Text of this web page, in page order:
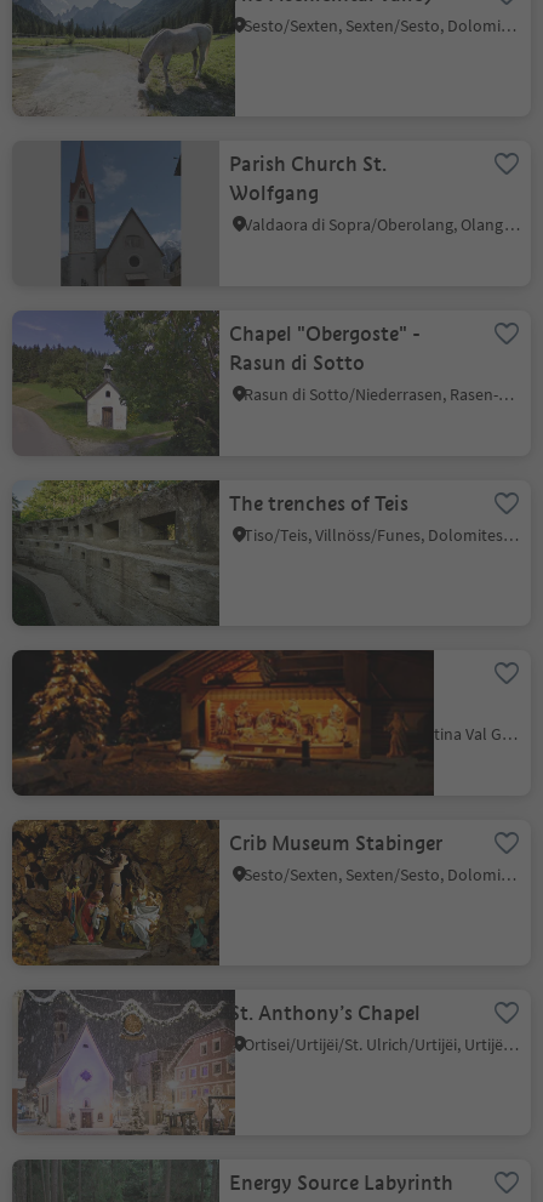
Sesto/Sexten, Sexten/Sesto, Dolomites Region 3 Zinnen
Parish Church St.
Wolfgang
Valdaora di Sopra/Oberolang, Olang/Valdaora, Dolomites Region Kronplatz/Plan de Corones
Chapel "Obergoste" -
Rasun di Sotto
Rasun di Sotto/Niederrasen, Rasen-Antholz/Rasun Anterselva, Dolomites Region Kronplatz/Plan de Corones
The trenches of Teis
Tiso/Teis, Villnöss/Funes, Dolomites Region Lüsen Villnöss
The world's largest
nativity scene
S.Cristina Gherdëina/S.Cristina Val Gardena/S.Cristina Gherdëina/St.Christina in Gröden, S.Crestina Gherdëina/Santa Cristina Val Gardana, Dolomites Region Val Gardena
Crib Museum Stabinger
Sesto/Sexten, Sexten/Sesto, Dolomites Region 3 Zinnen
St. Anthony’s Chapel
Ortisei/Urtijëi/St. Ulrich/Urtijëi, Urtijëi/Ortisei, Dolomites Region Val Gardena
Energy Source Labyrinth